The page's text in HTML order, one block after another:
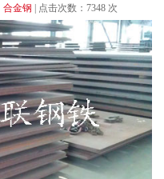
合金钢 | 点击次数：7348 次